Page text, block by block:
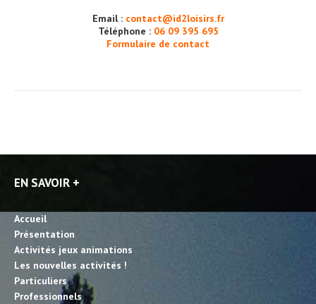
Email : contact@id2loisirs.fr
Téléphone : 06 09 395 695
Formulaire de contact
EN SAVOIR +
Accueil
Présentation
Activités jeux animations
Les nouvelles activités !
Particuliers
Professionnels